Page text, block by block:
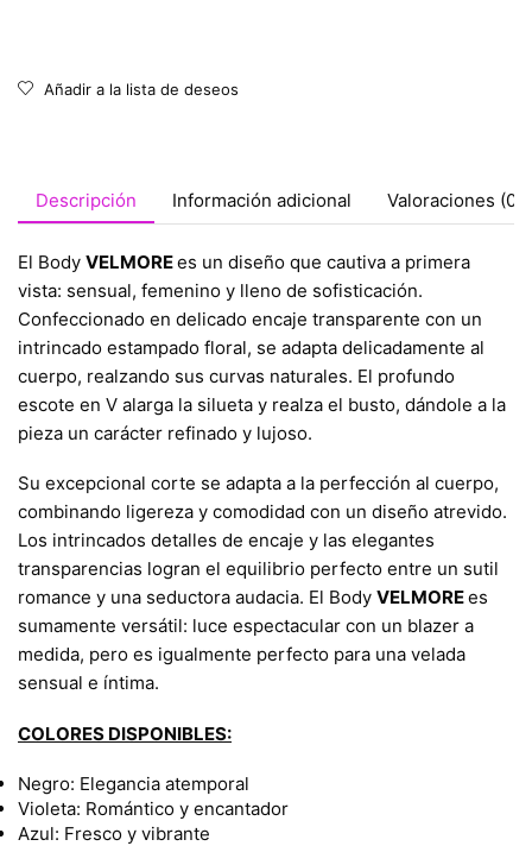
Añadir a la lista de deseos
Descripción Información adicional Valoraciones (0)
El Body VELMOREes un diseño que cautiva a primera
vista: sensual, femenino y lleno de sofisticación.
Confeccionado en delicado encaje transparente con un
intrincado estampado floral, se adapta delicadamente al
cuerpo, realzando sus curvas naturales. El profundo
escote en V alarga la silueta y realza el busto, dándole a la
pieza un carácter refinado y lujoso.
Su excepcional corte se adapta a la perfección al cuerpo,
combinando ligereza y comodidad con un diseño atrevido.
Los intrincados detalles de encaje y las elegantes
transparencias logran el equilibrio perfecto entre un sutil
romance y una seductora audacia. El Body VELMOREes
sumamente versátil: luce espectacular con un blazer a
medida, pero es igualmente perfecto para una velada
sensual e íntima.
COLORES DISPONIBLES:
Negro: Elegancia atemporal
Violeta: Romántico y encantador
Azul: Fresco y vibrante